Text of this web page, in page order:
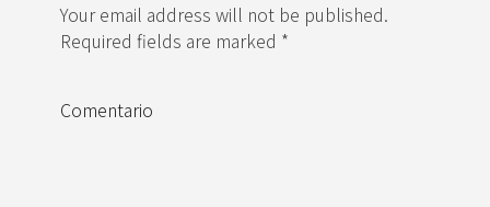
Your email address will not be published.
Required fields are marked *
Comentario